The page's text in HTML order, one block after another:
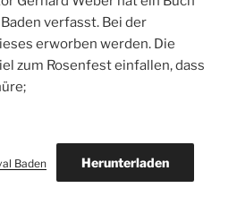
verfasst. Bei der
erworben werden. Die
zum Rosenfest einfallen, dass
Baden Herunterladen